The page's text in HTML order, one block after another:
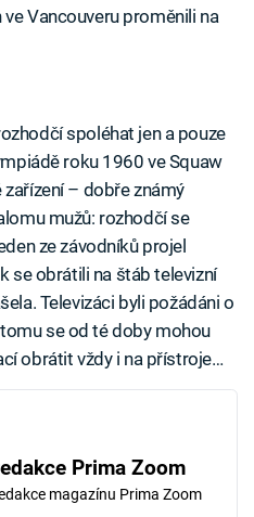
Vancouveru proměnili na
spoléhat jen a pouze
roku 1960 ve Squaw
– dobře známý
mužů: rozhodčí se
ze závodníků projel
se obrátili na štáb televizní
Televizáci byli požádáni o
se od té doby mohou
obrátit vždy i na přístroje…
Prima Zoom
magazínu Prima Zoom